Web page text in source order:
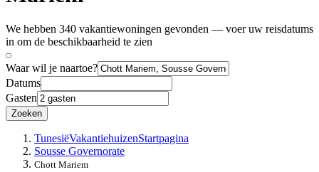
We hebben 340 vakantiewoningen gevonden — voer uw reisdatums
in om de beschikbaarheid te zien
Waar wil je naartoe?
Datums
Gasten
Zoeken
TunesiëVakantiehuizenStartpagina
Sousse Governorate
Chott Mariem